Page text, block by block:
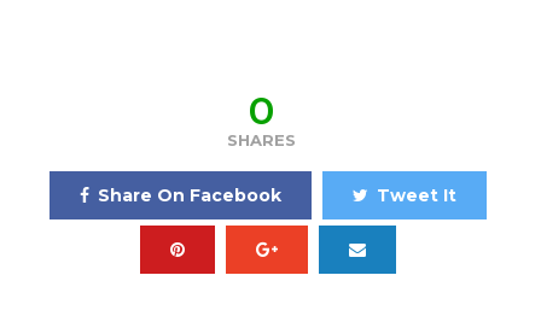
0
SHARES
Share On Facebook Tweet It